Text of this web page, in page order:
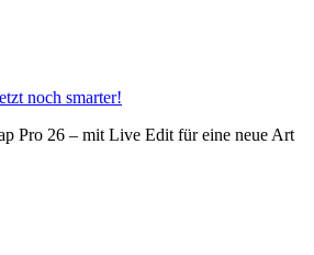
noch smarter!
Pro 26 – mit Live Edit für eine neue Art